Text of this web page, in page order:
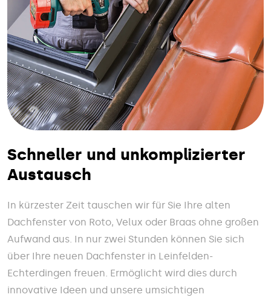
Schneller und unkomplizierter
Austausch
In kürzester Zeit tauschen wir für Sie Ihre alten
Dachfenster von Roto, Velux oder Braas ohne großen
Aufwand aus. In nur zwei Stunden können Sie sich
über Ihre neuen Dachfenster in Leinfelden-
Echterdingen freuen. Ermöglicht wird dies durch
innovative Ideen und unsere umsichtigen